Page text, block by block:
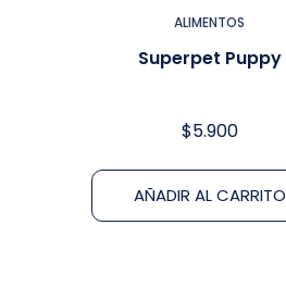
ALIMENTOS
Superpet Puppy
$5.900
AÑADIR AL CARRITO